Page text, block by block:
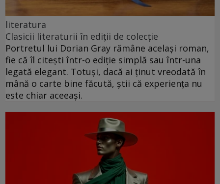
literatura
Clasicii literaturii în ediții de colecție
Portretul lui Dorian Gray rămâne același roman,
fie că îl citești într-o ediție simplă sau într-una
legată elegant. Totuși, dacă ai ținut vreodată în
mână o carte bine făcută, știi că experiența nu
este chiar aceeași.